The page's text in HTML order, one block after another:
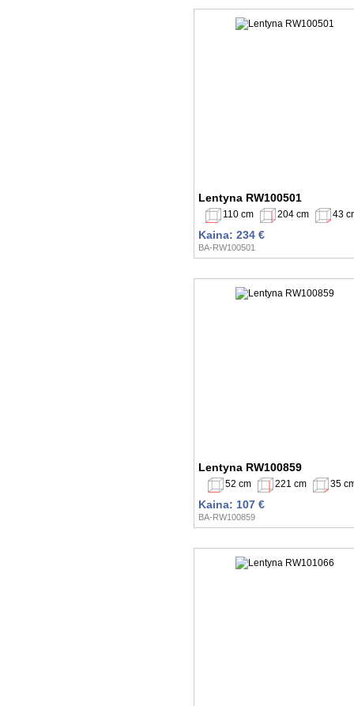
Lentyna RW100501
110 cm 204 cm 43
Kaina: 234 €
BA-RW100501
Lentyna RW100859
52 cm 221 cm 35
Kaina: 107 €
BA-RW100859